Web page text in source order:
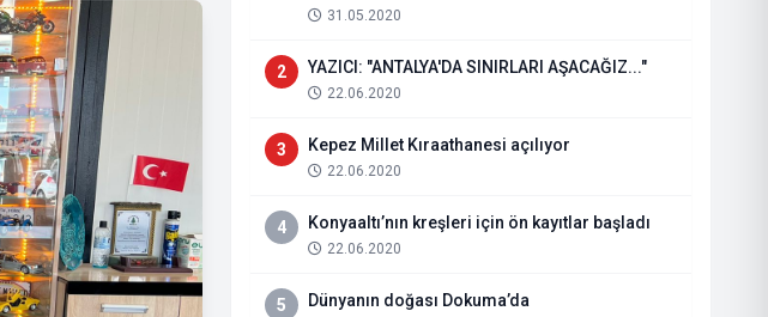
31.05.2020
2 YAZICI: "ANTALYA'DA SINIRLARI AŞACAĞIZ..."
22.06.2020
3 Kepez Millet Kıraathanesi açılıyor
22.06.2020
4 Konyaaltı’nın kreşleri için ön kayıtlar başladı
22.06.2020
5 Dünyanın doğası Dokuma’da